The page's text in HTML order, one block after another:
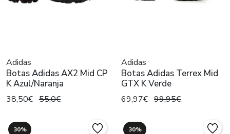
Adidas
Botas Adidas AX2 Mid CP
K Azul/Naranja
38,50€ 55,0€
Adidas
Botas Adidas Terrex Mid
GTX K Verde
69,97€ 99,95€
30% 30%